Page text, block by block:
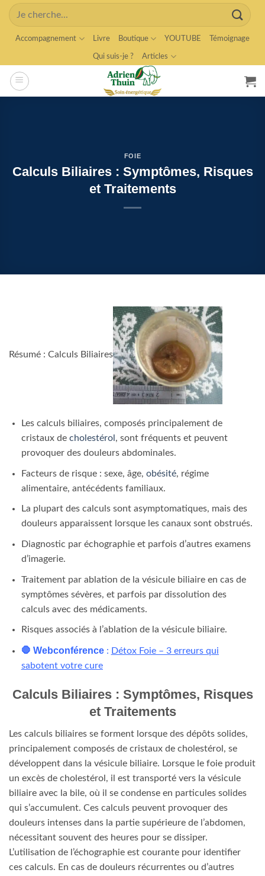
Skip
content
Search
for:
Accompagnement Livre Boutique YOUTUBE Témoignage
Qui suis-je ? Articles
FOIE
Calculs Biliaires : Symptômes, Risques
et Traitements
Résumé : Calculs Biliaires
Les calculs biliaires, composés principalement de
cristaux de cholestérol , sont fréquents et peuvent
provoquer des douleurs abdominales.
Facteurs de risque : sexe, âge, obésité, régime
alimentaire, antécédents familiaux.
La plupart des calculs sont asymptomatiques, mais des
douleurs apparaissent lorsque les canaux sont obstrués.
Diagnostic par échographie et parfois d’autres examens
d’imagerie.
Traitement par ablation de la vésicule biliaire en cas de
symptômes sévères, et parfois par dissolution des
calculs avec des médicaments.
Risques associés à l’ablation de la vésicule biliaire.
🛑 Webconférence: Détox Foie – 3 erreurs qui
sabotent votre cure
Calculs Biliaires : Symptômes, Risques
et Traitements
Les calculs biliaires se forment lorsque des dépôts solides,
principalement composés de cristaux de cholestérol, se
développent dans la vésicule biliaire. Lorsque le foie produit
un excès de cholestérol, il est transporté vers la vésicule
biliaire avec la bile, où il se condense en particules solides
qui s’accumulent. Ces calculs peuvent provoquer des
douleurs intenses dans la partie supérieure de l’abdomen,
nécessitant souvent des heures pour se dissiper.
L’utilisation de l’échographie est courante pour identifier
ces calculs. En cas de douleurs récurrentes ou d’autres